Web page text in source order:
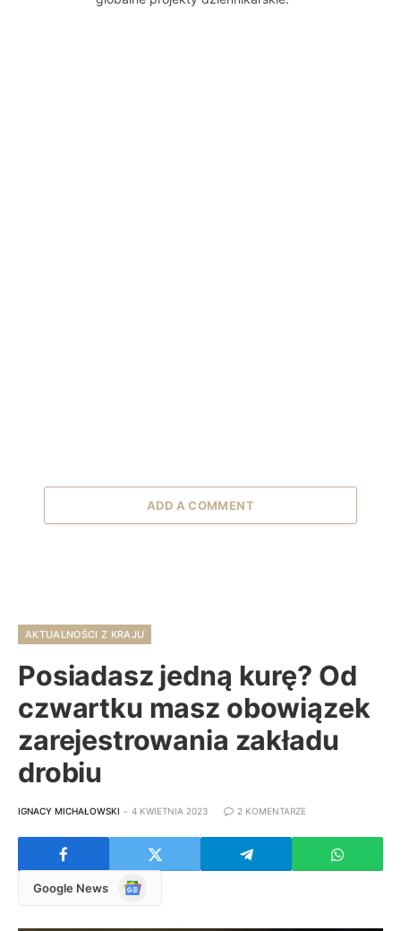
ADD A COMMENT
AKTUALNOŚCI Z KRAJU
Posiadasz jedną kurę? Od
czwartku masz obowiązek
zarejestrowania zakładu
drobiu
IGNACY MICHAŁOWSKI 4 KWIETNIA 2023 2 KOMENTARZE
Google News
Google